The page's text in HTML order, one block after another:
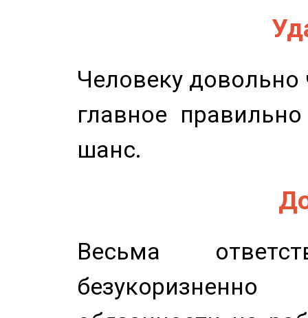
Человеку довольно
главное
шанс.
Весьма